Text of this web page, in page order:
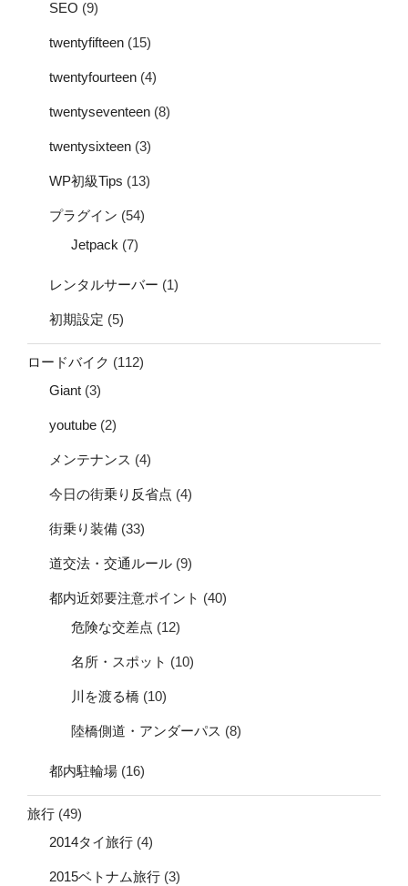
SEO (9)
twentyfifteen (15)
twentyfourteen (4)
twentyseventeen (8)
twentysixteen (3)
WP初級Tips (13)
プラグイン (54)
Jetpack (7)
レンタルサーバー (1)
初期設定 (5)
ロードバイク (112)
Giant (3)
youtube (2)
メンテナンス (4)
今日の街乗り反省点 (4)
街乗り装備 (33)
道交法・交通ルール (9)
都内近郊要注意ポイント (40)
危険な交差点 (12)
名所・スポット (10)
川を渡る橋 (10)
陸橋側道・アンダーパス (8)
都内駐輪場 (16)
旅行 (49)
2014タイ旅行 (4)
2015ベトナム旅行 (3)